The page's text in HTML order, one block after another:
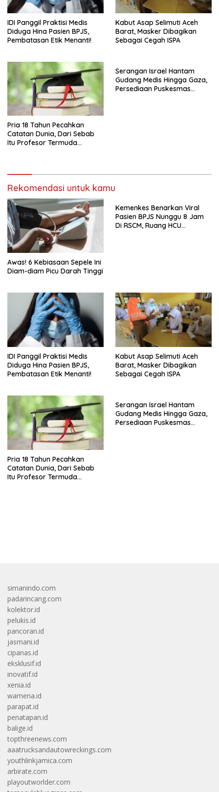
IDI Panggil Praktisi Medis
Diduga Hina Pasien BPJS,
Pembatasan Etik Menanti!
Kabut Asap Selimuti Aceh
Barat, Masker Dibagikan
Sebagai Cegah ISPA
Pria 18 Tahun Pecahkan
Catatan Dunia, Dari Sebab
Itu Profesor Termuda
Serangan Israel Hantam
Gudang Medis Hingga Gaza,
Persediaan Puskesmas
Rekomendasi untuk kamu
Awas! 6 Kebiasaan Sepele Ini
Diam-diam Picu Darah Tinggi
Kemenkes Benarkan Viral
Pasien BPJS Nunggu 8 Jam
Di RSCM, Ruang HCU
IDI Panggil Praktisi Medis
Diduga Hina Pasien BPJS,
Pembatasan Etik Menanti!
Kabut Asap Selimuti Aceh
Barat, Masker Dibagikan
Sebagai Cegah ISPA
Pria 18 Tahun Pecahkan
Catatan Dunia, Dari Sebab
Itu Profesor Termuda
Serangan Israel Hantam
Gudang Medis Hingga Gaza,
Persediaan Puskesmas
simanindo.com
padarincang.com
kolektor.id
pelukis.id
pancoran.id
jasmani.id
cipanas.id
eksklusif.id
inovatif.id
xenia.id
wamena.id
parapat.id
penatapan.id
balige.id
topthreenews.com
aaatrucksandautowreckings.com
youthlinkjamica.com
arbirate.com
playoutworlder.com